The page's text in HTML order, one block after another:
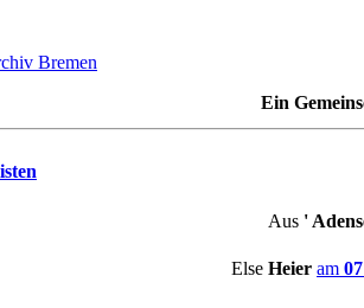
Ein
Aus '
Else Heier am